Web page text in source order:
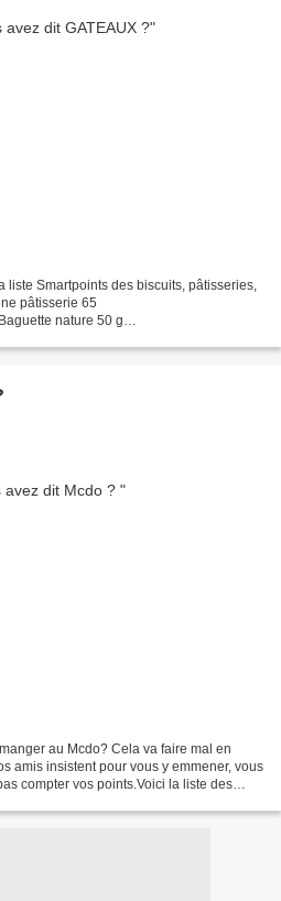
liste Smartpoints des biscuits, pâtisseries,
pâtisserie 65
nature 50 g
aux fruits...
amis insistent pour vous y emmener, vous
compter vos points.Voici la liste des